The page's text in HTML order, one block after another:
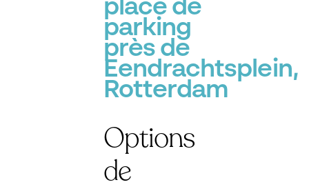
place de
parking
près de
Eendrachtsplein,
Rotterdam
Options
de